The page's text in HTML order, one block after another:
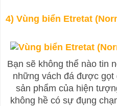
4) Vùng biển Etretat
Bạn sẽ không thể nào tin
những vách đá được gọt
sản phẩm của hiện
không hề có sự đụng